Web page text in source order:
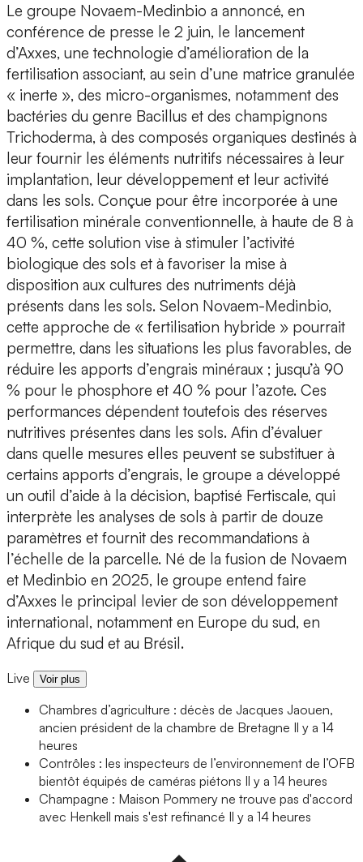
Le groupe Novaem-Medinbio a annoncé, en
conférence de presse le 2 juin, le lancement
d’Axxes, une technologie d’amélioration de la
fertilisation associant, au sein d’une matrice granulée
« inerte », des micro-organismes, notamment des
bactéries du genre Bacillus et des champignons
Trichoderma, à des composés organiques destinés à
leur fournir les éléments nutritifs nécessaires à leur
implantation, leur développement et leur activité
dans les sols. Conçue pour être incorporée à une
fertilisation minérale conventionnelle, à haute de 8 à
40 %, cette solution vise à stimuler l’activité
biologique des sols et à favoriser la mise à
disposition aux cultures des nutriments déjà
présents dans les sols. Selon Novaem-Medinbio,
cette approche de « fertilisation hybride » pourrait
permettre, dans les situations les plus favorables, de
réduire les apports d’engrais minéraux ; jusqu’à 90
% pour le phosphore et 40 % pour l’azote. Ces
performances dépendent toutefois des réserves
nutritives présentes dans les sols. Afin d’évaluer
dans quelle mesures elles peuvent se substituer à
certains apports d’engrais, le groupe a développé
un outil d’aide à la décision, baptisé Fertiscale, qui
interprète les analyses de sols à partir de douze
paramètres et fournit des recommandations à
l’échelle de la parcelle. Né de la fusion de Novaem
et Medinbio en 2025, le groupe entend faire
d’Axxes le principal levier de son développement
international, notamment en Europe du sud, en
Afrique du sud et au Brésil.
Live Voir plus
Chambres d’agriculture : décès de Jacques Jaouen,
ancien président de la chambre de Bretagne Il y a 14
heures
Contrôles : les inspecteurs de l’environnement de l’OFB
bientôt équipés de caméras piétons Il y a 14 heures
Champagne : Maison Pommery ne trouve pas d'accord
avec Henkell mais s'est refinancé Il y a 14 heures